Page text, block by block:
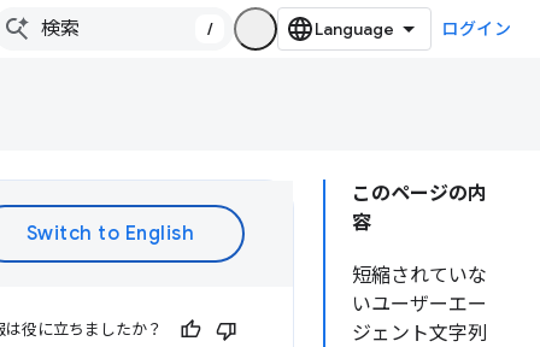
/ ログイン
このページの内
容
短縮されていな
いユーザーエー
ジェント文字列
は役に立ちましたか？